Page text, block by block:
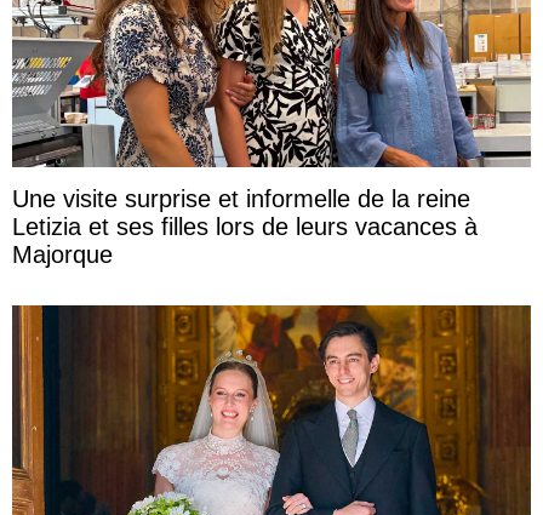
Une visite surprise et informelle de la reine
Letizia et ses filles lors de leurs vacances à
Majorque